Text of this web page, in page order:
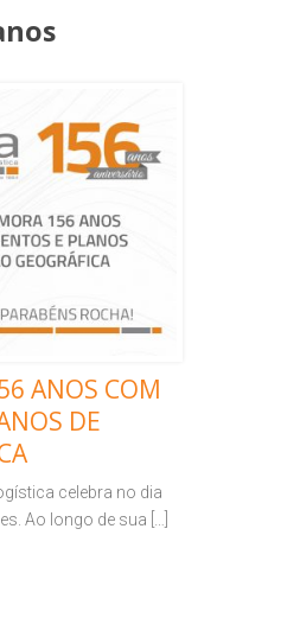
ANOS COM
DE
celebra no dia
Ao longo de sua […]